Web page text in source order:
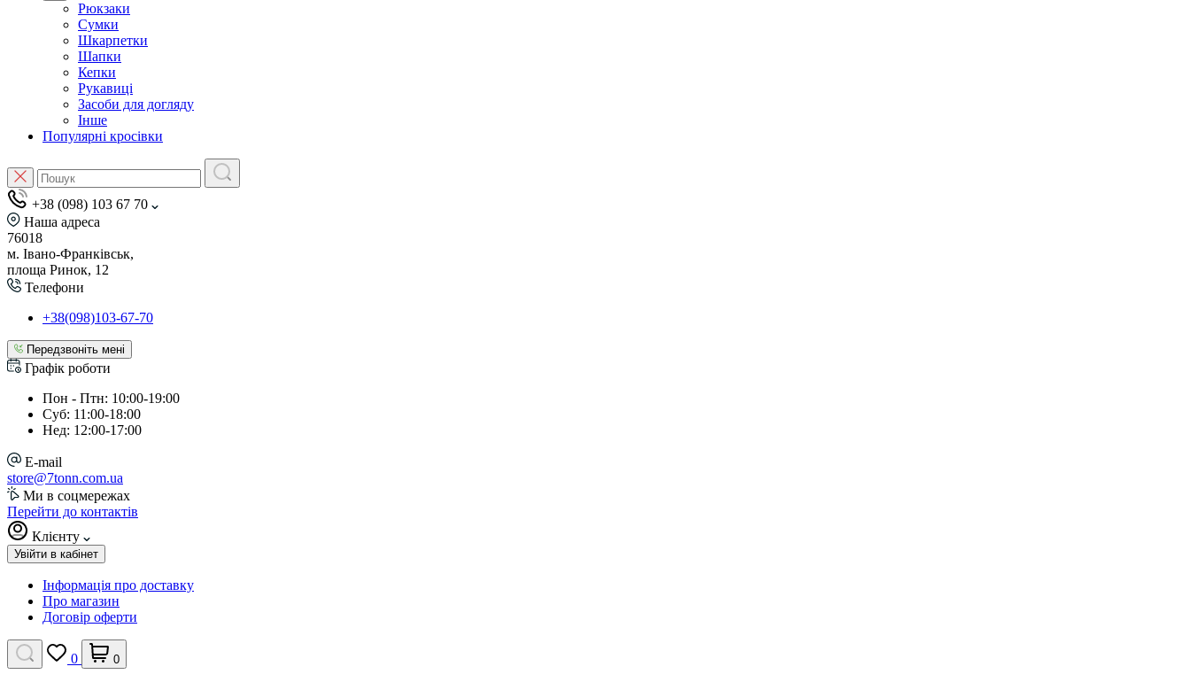
Рюкзаки
Сумки
Шкарпетки
Шапки
Кепки
Рукавиці
Засоби для догляду
Інше
Популярні кросівки
+38 (098) 103 67 70
Наша адреса
76018
м. Івано-Франківськ,
площа Ринок, 12
Телефони
+38(098)103-67-70
Передзвоніть мені
Графік роботи
Пон - Птн: 10:00-19:00
Суб: 11:00-18:00
Нед: 12:00-17:00
E-mail
store@7tonn.com.ua
Ми в соцмережах
Перейти до контактів
Клієнту
Увійти в кабінет
Інформація про доставку
Про магазин
Договір оферти
0 0